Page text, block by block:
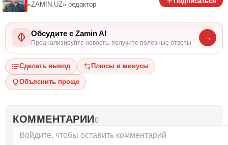
«ZAMIN.UZ» редактор
Обсудите с Zamin AI
Проанализируйте новость, получите полезные ответы
→
Сделать вывод Плюсы и минусы
Объяснить проще
КОММЕНТАРИИ0